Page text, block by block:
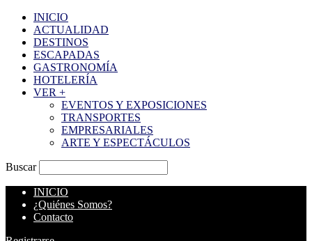
INICIO
ACTUALIDAD
DESTINOS
ESCAPADAS
GASTRONOMÍA
HOTELERÍA
VER +
EVENTOS Y EXPOSICIONES
TRANSPORTES
EMPRESARIALES
ARTE Y ESPECTÁCULOS
Buscar
INICIO
¿Quiénes Somos?
Contacto